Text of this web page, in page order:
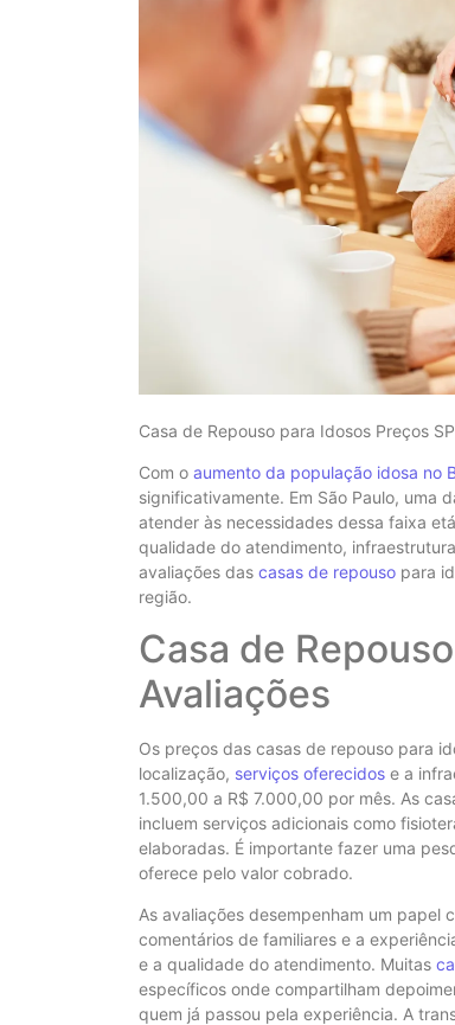
Casa de Repouso para Idosos Preços
Com o aumento da população idosa no
significativamente. Em São Paulo, uma
atender às necessidades dessa faixa
qualidade do atendimento,
avaliações das casas de repouso para
região.
Casa de
Avaliações
Os preços das casas de repouso para
localização, serviços oferecidos e a
1.500,00 a R$ 7.000,00 por mês. As
incluem serviços adicionais como
elaboradas. É importante fazer uma
oferece pelo valor cobrado.
As avaliações desempenham um papel
comentários de familiares e a
e a qualidade do atendimento. Muitas
específicos onde compartilham
quem já passou pela experiência. A